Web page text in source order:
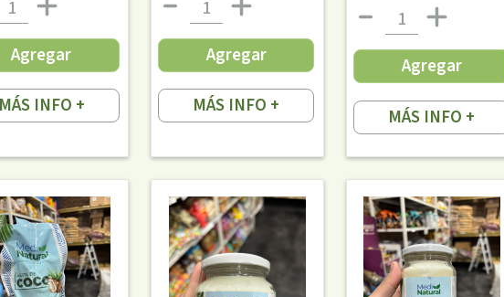
Agregar
MÁS INFO +
Agregar
MÁS INFO +
Agregar
MÁS INFO +